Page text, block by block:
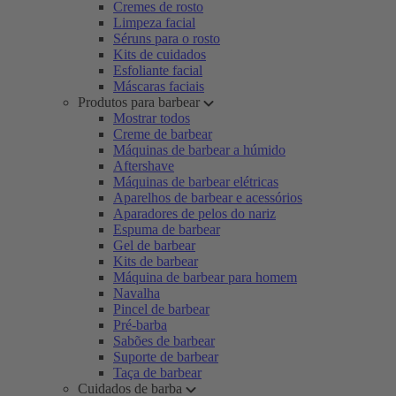
Cremes de rosto
Limpeza facial
Séruns para o rosto
Kits de cuidados
Esfoliante facial
Máscaras faciais
Produtos para barbear
Mostrar todos
Creme de barbear
Máquinas de barbear a húmido
Aftershave
Máquinas de barbear elétricas
Aparelhos de barbear e acessórios
Aparadores de pelos do nariz
Espuma de barbear
Gel de barbear
Kits de barbear
Máquina de barbear para homem
Navalha
Pincel de barbear
Pré-barba
Sabões de barbear
Suporte de barbear
Taça de barbear
Cuidados de barba